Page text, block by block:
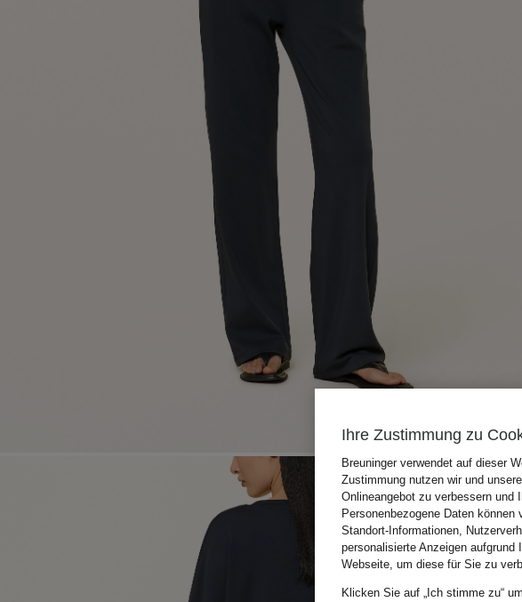
Ihre Zustimmung zu
Breuninger verwendet auf dieser
Zustimmung nutzen wir und
Onlineangebot zu verbessern und
Personenbezogene Daten
Standort-Informationen,
personalisierte Anzeigen
Webseite, um diese für Sie zu
Klicken Sie auf „Ich stimme zu“